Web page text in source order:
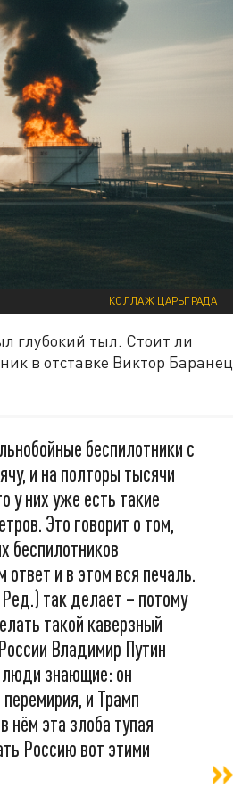
КОЛЛАЖ ЦАРЬГРАДА
глубокий тыл. Стоит ли
в отставке Виктор Баранец
беспилотники с
и на полторы тысячи
у них уже есть такие
Это говорит о том,
беспилотников
ответ и в этом вся печаль.
так делает – потому
такой каверзный
Владимир Путин
люди знающие: он
и Трамп
нём эта злоба тупая
Россию вот этими